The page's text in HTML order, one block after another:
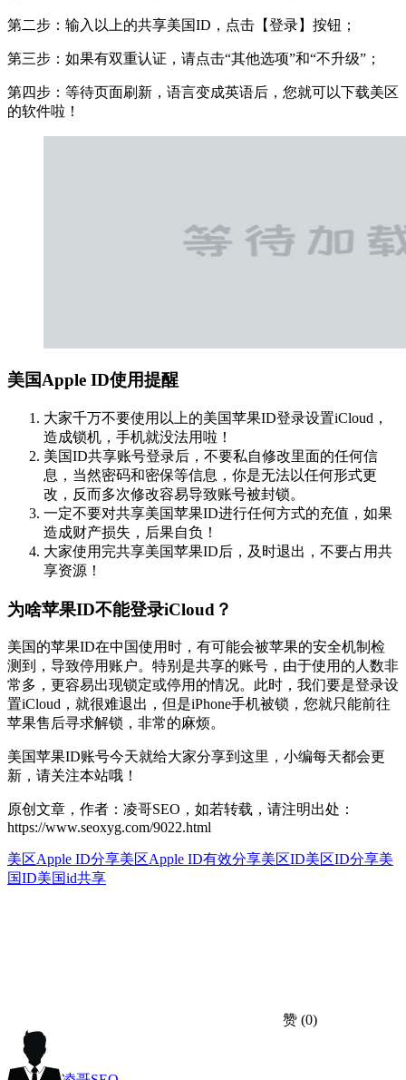
第二步：输入以上的共享美国ID，点击【登录】按钮；
第三步：如果有双重认证，请点击“其他选项”和“不升级”；
第四步：等待页面刷新，语言变成英语后，您就可以下载美区
的软件啦！
美国Apple ID使用提醒
大家千万不要使用以上的美国苹果ID登录设置iCloud，
造成锁机，手机就没法用啦！
美国ID共享账号登录后，不要私自修改里面的任何信
息，当然密码和密保等信息，你是无法以任何形式更
改，反而多次修改容易导致账号被封锁。
一定不要对共享美国苹果ID进行任何方式的充值，如果
造成财产损失，后果自负！
大家使用完共享美国苹果ID后，及时退出，不要占用共
享资源！
为啥苹果ID不能登录iCloud？
美国的苹果ID在中国使用时，有可能会被苹果的安全机制检
测到，导致停用账户。特别是共享的账号，由于使用的人数非
常多，更容易出现锁定或停用的情况。此时，我们要是登录设
置iCloud，就很难退出，但是iPhone手机被锁，您就只能前往
苹果售后寻求解锁，非常的麻烦。
美国苹果ID账号今天就给大家分享到这里，小编每天都会更
新，请关注本站哦！
原创文章，作者：凌哥SEO，如若转载，请注明出处：
https://www.seoxyg.com/9022.html
美区Apple ID分享美区Apple ID有效分享美区ID美区ID分享美
国ID美国id共享
赞 (0)